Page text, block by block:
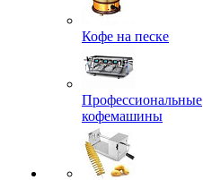
Кофе на песке
Профессиональные
кофемашины